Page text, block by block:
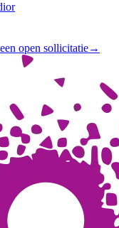
open sollicitatie→